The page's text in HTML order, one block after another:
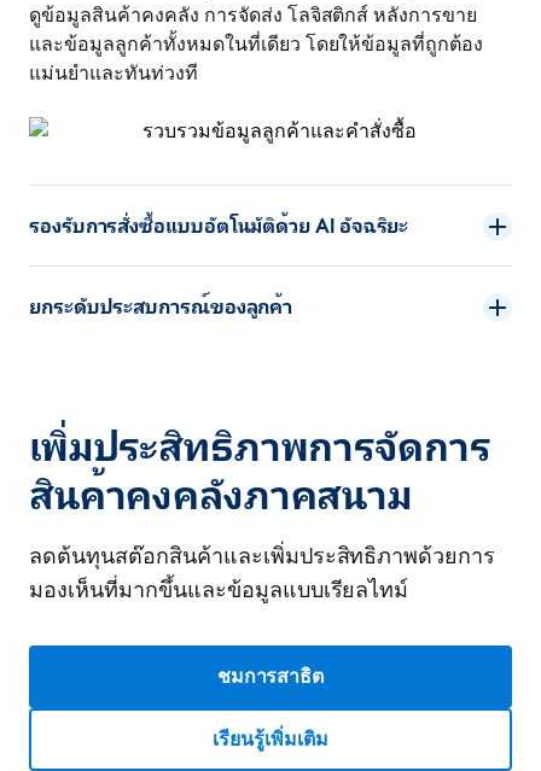
ดูข้อมูลสินค้าคงคลัง การจัดส่ง โลจิสติกส์ หลังการขาย
และข้อมูลลูกค้าทั้งหมดในที่เดียว โดยให้ข้อมูลที่ถูกต้อง
แม่นยำและทันท่วงที
รองรับการสั่งซื้อแบบอัตโนมัติด้วย AI อัจฉริยะ
ยกระดับประสบการณ์ของลูกค้า
เพิ่มประสิทธิภาพการจัดการ
สินค้าคงคลังภาคสนาม
ลดต้นทุนสต๊อกสินค้าและเพิ่มประสิทธิภาพด้วยการ
มองเห็นที่มากขึ้นและข้อมูลแบบเรียลไทม์
ชมการสาธิต
เรียนรู้เพิ่มเติม